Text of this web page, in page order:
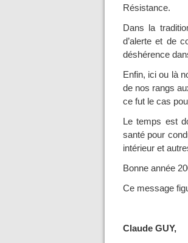
Résistance.
Dans la
d’alerte et de
déshérence
Enfin, ici ou là
de nos rangs
ce fut le cas
Le temps est
santé pour
intérieur et
Bonne année
Ce message
Claude GUY,